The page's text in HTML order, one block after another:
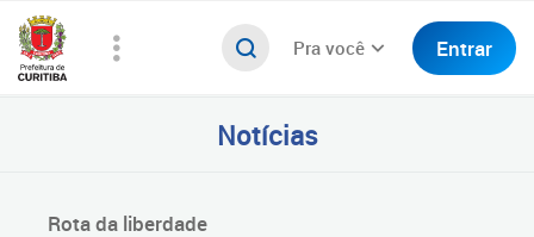
Pra você Entrar
Notícias
Rota da liberdade